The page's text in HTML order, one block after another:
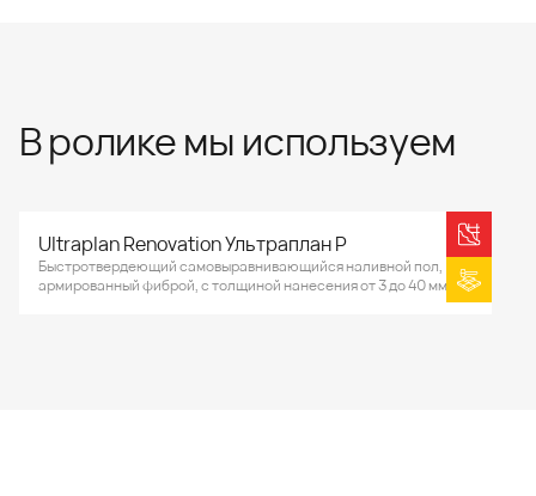
В ролике мы используем
Ultraplan Renovation Ультраплан Р
Быстротвердеющий самовыравнивающийся наливной пол,
армированный фиброй, с толщиной нанесения от 3 до 40 мм.